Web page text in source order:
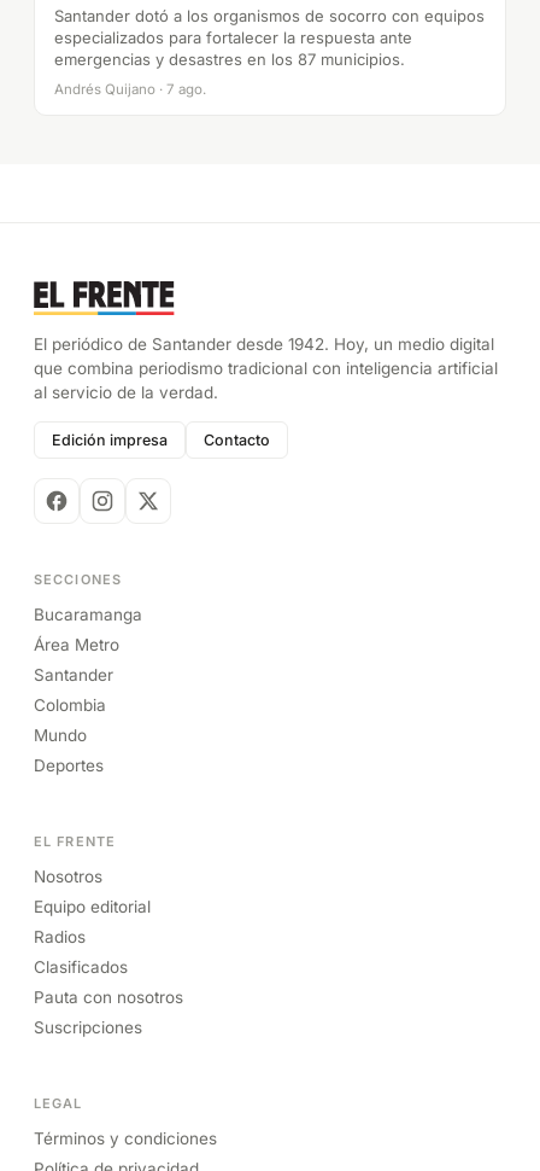
Santander dotó a los organismos de socorro con equipos
especializados para fortalecer la respuesta ante
emergencias y desastres en los 87 municipios.
Andrés Quijano · 7 ago.
El periódico de Santander desde 1942. Hoy, un medio digital
que combina periodismo tradicional con inteligencia artificial
al servicio de la verdad.
Edición impresa Contacto
SECCIONES
Bucaramanga
Área Metro
Santander
Colombia
Mundo
Deportes
EL FRENTE
Nosotros
Equipo editorial
Radios
Clasificados
Pauta con nosotros
Suscripciones
LEGAL
Términos y condiciones